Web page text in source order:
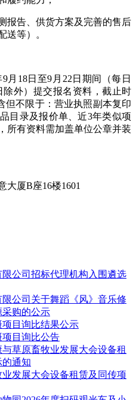
报告、供货方案及完善的售后
送等）。
9月 18日至9 月 22 日期间（每日
除外）提交报名资料，截止时
但不限于：营业执照副本复印
目录及报价单、近3年类似项
所有资料需加盖单位公章并装
大厦B座16楼1601
公司招标代理机构入围遴选
公司关于舞蹈《风》音乐修
购的公示
目询比结果公示
目询比公告
草原畜牧业发展大会设备租
通知
发展大会设备租赁及同传项